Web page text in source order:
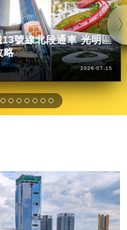
號線北段通車 光明區
略
2026-07-15